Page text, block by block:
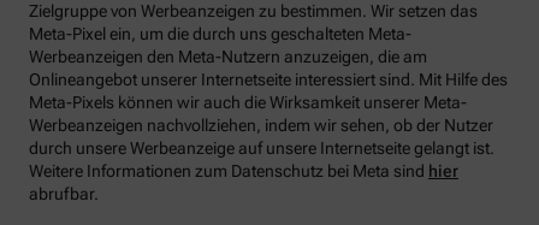
Zielgruppe von Werbeanzeigen zu bestimmen. Wir setzen das
Meta-Pixel ein, um die durch uns geschalteten Meta-
Werbeanzeigen den Meta-Nutzern anzuzeigen, die am
Onlineangebot unserer Internetseite interessiert sind. Mit Hilfe des
Meta-Pixels können wir auch die Wirksamkeit unserer Meta-
Werbeanzeigen nachvollziehen, indem wir sehen, ob der Nutzer
durch unsere Werbeanzeige auf unsere Internetseite gelangt ist.
Weitere Informationen zum Datenschutz bei Meta sind hier
abrufbar.